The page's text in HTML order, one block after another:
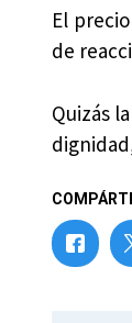
El
de
Quizás